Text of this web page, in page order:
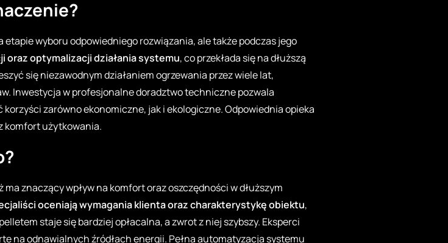
wyboru odpowiedniego rozwiązania, ale także podczas jego
optymalizacji działania systemu, co przekłada się na dłuższą
się niezawodnym działaniem ogrzewania przez wiele lat,
Inwestycja w profesjonalne doradztwo techniczne pozwala
zarówno ekonomiczne, jak i ekologiczne. Odpowiednia opieka
komfort użytkowania.
znaczący wpływ na komfort oraz oszczędności w dłuższym
oceniają wymagania klienta oraz charakterystykę obiektu,
staje się bardziej opłacalna, a zwrot z niej szybszy. Eksperci
na odnawialnych źródłach energii. Pełna automatyzacja systemu